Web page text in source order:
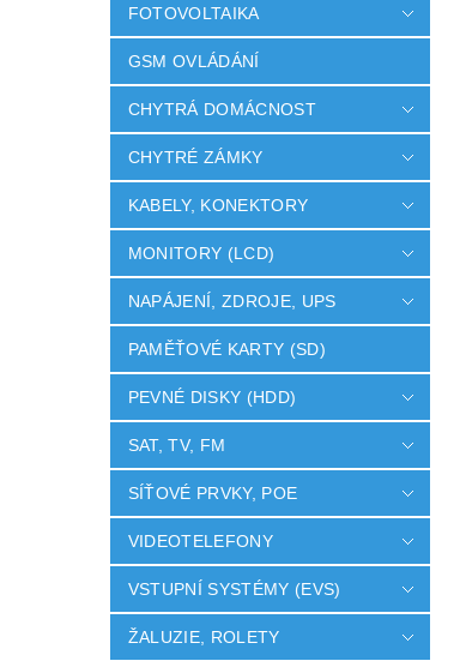
FOTOVOLTAIKA
GSM OVLÁDÁNÍ
CHYTRÁ DOMÁCNOST
CHYTRÉ ZÁMKY
KABELY, KONEKTORY
MONITORY (LCD)
NAPÁJENÍ, ZDROJE, UPS
PAMĚŤOVÉ KARTY (SD)
PEVNÉ DISKY (HDD)
SAT, TV, FM
SÍŤOVÉ PRVKY, POE
VIDEOTELEFONY
VSTUPNÍ SYSTÉMY (EVS)
ŽALUZIE, ROLETY